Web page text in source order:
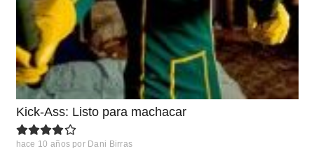
Kick-Ass: Listo para machacar
hace 10 años por Dani Birras